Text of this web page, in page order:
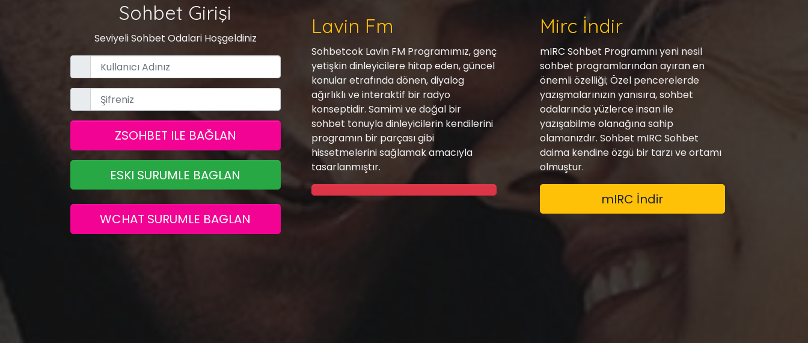
Sohbet Girişi
Seviyeli Sohbet Odalari Hoşgeldiniz
ZSOHBET ILE BAĞLAN
ESKI SURUMLE BAGLAN
WCHAT SURUMLE BAGLAN
Lavin Fm
Sohbetcok Lavin FM Programımız, genç
yetişkin dinleyicilere hitap eden, güncel
konular etrafında dönen, diyalog
ağırlıklı ve interaktif bir radyo
konseptidir. Samimi ve doğal bir
sohbet tonuyla dinleyicilerin kendilerini
programın bir parçası gibi
hissetmelerini sağlamak amacıyla
tasarlanmıştır.
Mirc İndir
mIRC Sohbet Programını yeni nesil
sohbet programlarından ayıran en
önemli özelliği; Özel pencerelerde
yazışmalarınızın yanısıra, sohbet
odalarında yüzlerce insan ile
yazışabilme olanağına sahip
olamanızdır. Sohbet mIRC Sohbet
daima kendine özgü bir tarzı ve ortamı
olmuştur.
mIRC İndir